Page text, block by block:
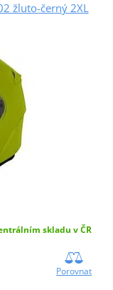
žluto-černý 2XL
skladu v ČR
Porovnat